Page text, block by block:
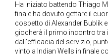
Ha iniziato battendo Thiago
finale ha dovuto gettare il
cospetto di Alexander Bublik
giocherà il primo incontro tra
dall’efficacia del servizio,
vinto a Indian Wells in finale